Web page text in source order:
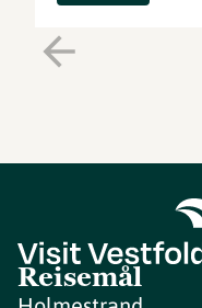
Reisemål